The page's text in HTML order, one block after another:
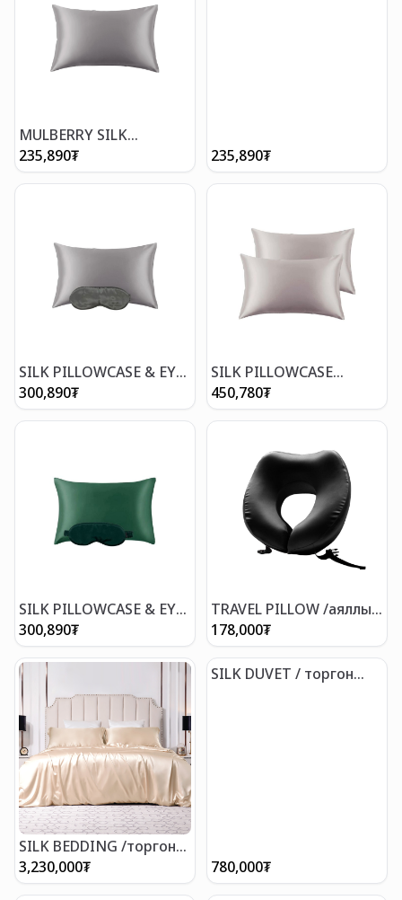
MULBERRY SILK
PILLOWCASE LIGHT
GREY /100% торгон
дэрний уут
235,890₮ 235,890₮
SILK PILLOWCASE & EYE
MASK /дэрний уут &
нүдний маск
300,890₮
SILK PILLOWCASE
ZIPPER /100% торгон
хос дэрний уут
450,780₮
SILK PILLOWCASE & EYE
MASK /дэрний уут &
нүдний маск
300,890₮
TRAVEL PILLOW /аяллын
дэр
178,000₮
SILK BEDDING /торгон
хөнжлийн даавуу
3,230,000₮
SILK DUVET / торгон
780,000₮